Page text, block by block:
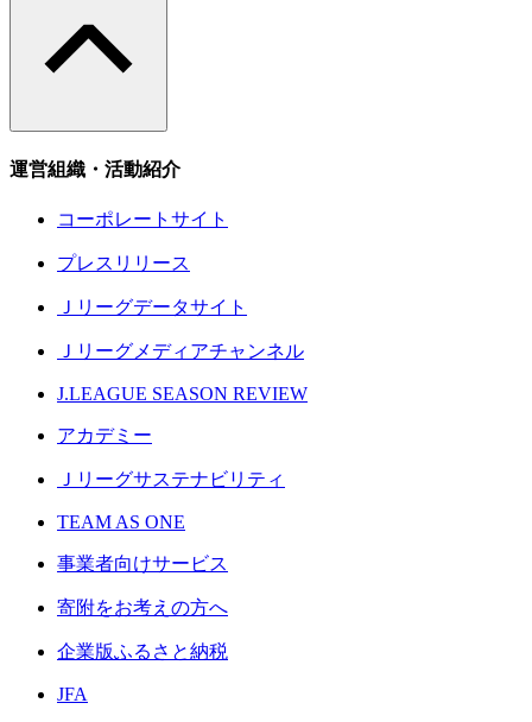
運営組織・活動紹介
コーポレートサイト
プレスリリース
Ｊリーグデータサイト
Ｊリーグメディアチャンネル
J.LEAGUE SEASON REVIEW
アカデミー
Ｊリーグサステナビリティ
TEAM AS ONE
事業者向けサービス
寄附をお考えの方へ
企業版ふるさと納税
JFA